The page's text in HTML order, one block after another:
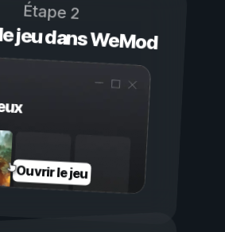
Étape 2
jeu dans WeMod
Ouvrir le jeu